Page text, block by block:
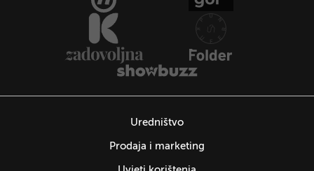
Uredništvo
Prodaja i marketing